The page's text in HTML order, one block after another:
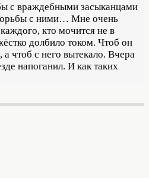
с враждебными засыканцами
с ними… Мне очень
кто мочится не в
долбило током. Чтоб он
а чтоб с него вытекало. Вчера
напоганил. И как таких